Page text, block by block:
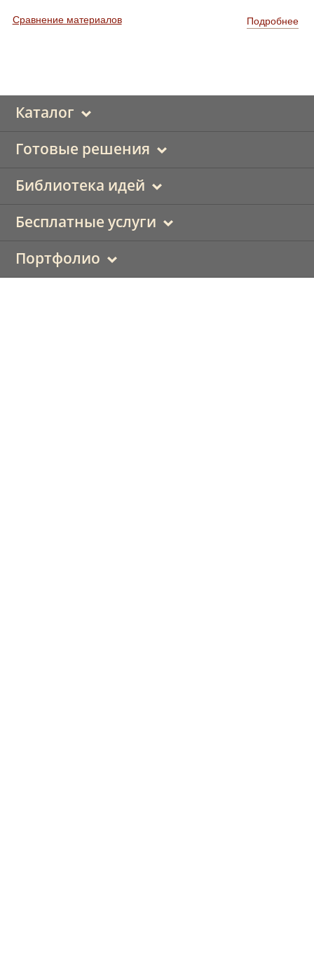
Подробнее
Сравнение материалов
Каталог
Готовые решения
Библиотека идей
Бесплатные услуги
Портфолио